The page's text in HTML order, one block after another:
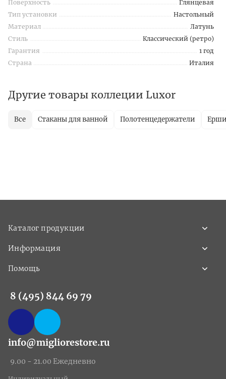
Поверхность
Глянцевая
Тип установки
Настольный
Материал
Латунь
Стиль
Классический (ретро)
Гарантия
1 год
Страна
Италия
Другие товары коллеции Luxor
Все Стаканы для ванной Полотенцедержатели
Каталог продукции
Информация
Помощь
8 (495) 844 69 79
info@migliorestore.ru
9.00 - 21.00 Ежедневно